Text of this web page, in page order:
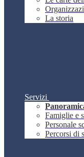
La storia
Servizi
Famiglie e
Personale
Percorsi di